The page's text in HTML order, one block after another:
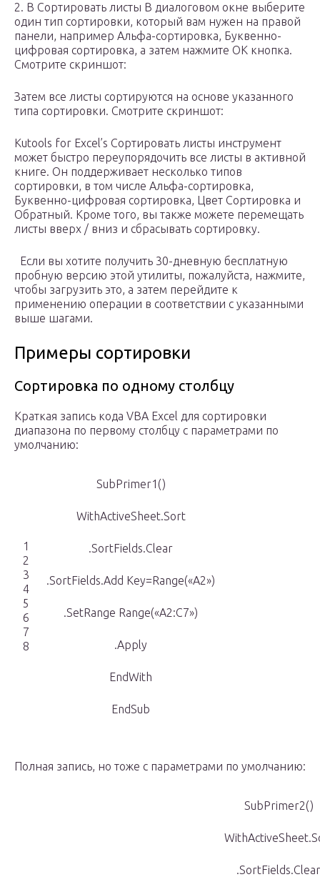
2. В Сортировать листы В диалоговом окне выберите
один тип сортировки, который вам нужен на правой
панели, например Альфа-сортировка, Буквенно-
цифровая сортировка, а затем нажмите OK кнопка.
Смотрите скриншот:
Затем все листы сортируются на основе указанного
типа сортировки. Смотрите скриншот:
Kutools for Excel’s Сортировать листы инструмент
может быстро переупорядочить все листы в активной
книге. Он поддерживает несколько типов
сортировки, в том числе Альфа-сортировка,
Буквенно-цифровая сортировка, Цвет Сортировка и
Обратный. Кроме того, вы также можете перемещать
листы вверх / вниз и сбрасывать сортировку.
Если вы хотите получить 30-дневную бесплатную
пробную версию этой утилиты, пожалуйста, нажмите,
чтобы загрузить это, а затем перейдите к
применению операции в соответствии с указанными
выше шагами.
Примеры сортировки
Сортировка по одному столбцу
Краткая запись кода VBA Excel для сортировки
диапазона по первому столбцу с параметрами по
умолчанию:
1
2
3
4
5
6
7
8
SubPrimer1()
WithActiveSheet.Sort
.SortFields.Clear
.SortFields.Add Key=Range(«A2»)
.SetRange Range(«A2:C7»)
.Apply
EndWith
EndSub
Полная запись, но тоже с параметрами по умолчанию:
SubPrimer2()
.SortFields.Clear